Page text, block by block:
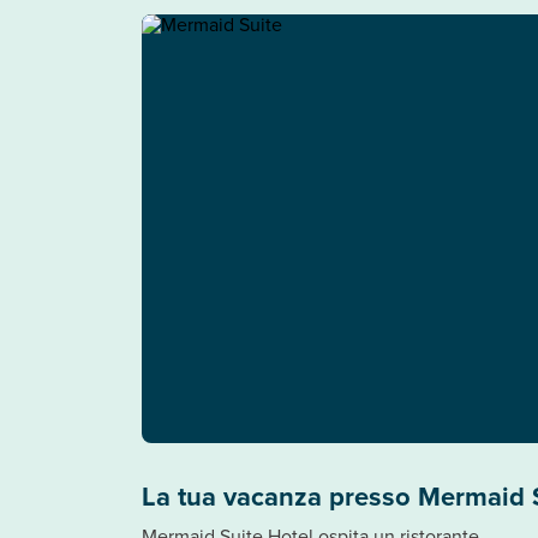
La tua vacanza presso Mermaid